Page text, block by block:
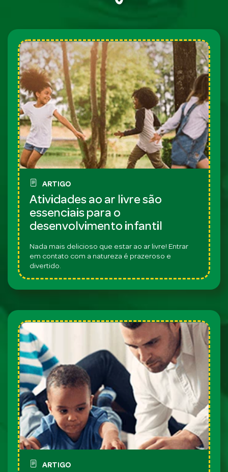
ARTIGO
Atividades ao ar livre são
essenciais para o
desenvolvimento infantil
Nada mais delicioso que estar ao ar livre! Entrar
em contato com a natureza é prazeroso e
divertido.
ARTIGO